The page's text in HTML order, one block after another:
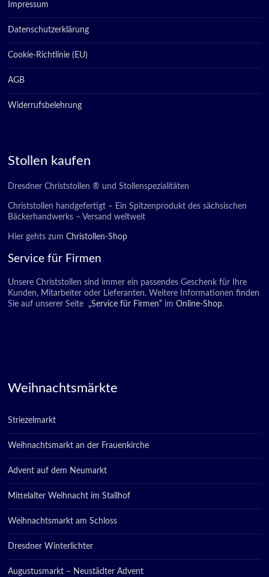
Impressum
Datenschutzerklärung
Cookie-Richtlinie (EU)
AGB
Widerrufsbelehrung
Stollen kaufen
Dresdner Christstollen ® und Stollenspezialitäten
Christstollen handgefertigt – Ein Spitzenprodukt des sächsischen
Bäckerhandwerks – Versand weltweit
Hier gehts zumChristollen-Shop
Service für Firmen
Unsere Christstollen sind immer ein passendes Geschenk für Ihre
Kunden, Mitarbeiter oder Lieferanten. Weitere Informationen finden
Sie auf unserer Seite
„Service für Firmen“ im Online-Shop.
Weihnachtsmärkte
Striezelmarkt
Weihnachtsmarkt an der Frauenkirche
Advent auf dem Neumarkt
Mittelalter Weihnacht im Stallhof
Weihnachtsmarkt am Schloss
Dresdner Winterlichter
Augustusmarkt – Neustädter Advent